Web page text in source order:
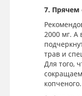
7. Прячем
2000 мг. А
трав и
Для того,
копченого.